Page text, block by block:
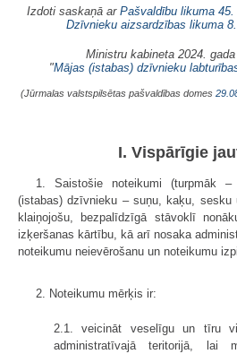
Izdoti saskaņā ar Pašvaldību likuma 45.
Dzīvnieku aizsardzības likuma 8.
Ministru kabineta 2024.
"Mājas (istabas) dzīvnieku
(Jūrmalas valstspilsētas pašvaldības domes
I. Vispārīgie
1. Saistošie noteikumi (turpmāk –
(istabas) dzīvnieku – suņu, kaķu, sesku
klaiņojošu, bezpalīdzīgā stāvoklī
izķeršanas kārtību, kā arī nosaka
noteikumu neievērošanu un noteikumu
2. Noteikumu mērķis ir:
2.1. veicināt veselīgu un tīru
administratīvajā teritorijā, lai